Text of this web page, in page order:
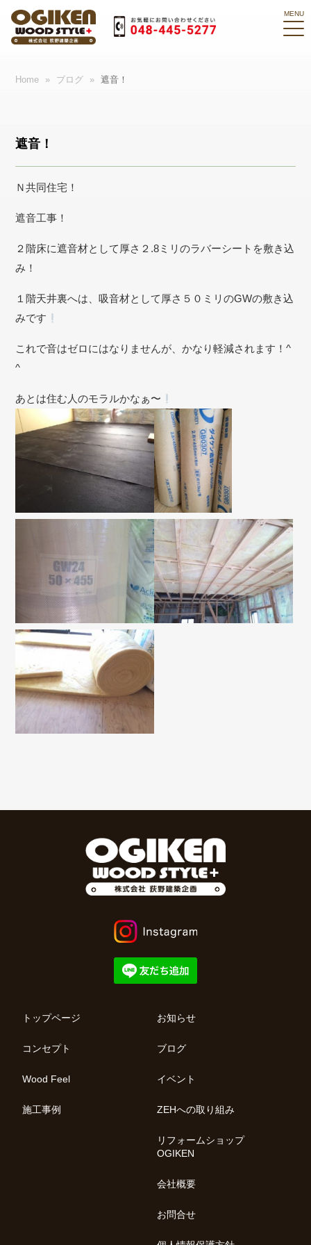
Home » ブログ » 遮音！
遮音！
Ｎ共同住宅！
遮音工事！
２階床に遮音材として厚さ２.8ミリのラバーシートを敷き込
み！
１階天井裏へは、吸音材として厚さ５０ミリのGWの敷き込
みです
これで音はゼロにはなりませんが、かなり軽減されます！^
^
あとは住む人のモラルかなぁ〜
トップページ
コンセプト
Wood Feel
施工事例
お知らせ
ブログ
イベント
ZEHへの取り組み
リフォームショップ
OGIKEN
会社概要
お問合せ